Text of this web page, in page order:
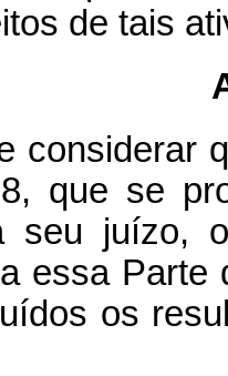
de tais
considerar
que se
seu juízo,
essa
os